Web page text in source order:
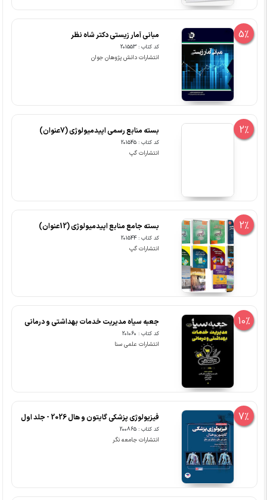
5% مبانی آمار زیستی دکتر شاه نظر
کد کتاب : 201553
انتشارات دانش پژوهان جوان
2% بسته منابع رسمی اپیدمیولوژی (7عنوان)
کد کتاب : 201545
انتشارات گپ
2% بسته جامع منابع اپیدمیولوژی (12عنوان)
کد کتاب : 201544
انتشارات گپ
10% جعبه سیاه مدیریت خدمات بهداشتی و درمانی
کد کتاب : 201060
انتشارات علمی سنا
7% فیزیولوژی پزشکی گایتون و هال 2026 - جلد اول
کد کتاب : 200865
انتشارات جامعه نگر